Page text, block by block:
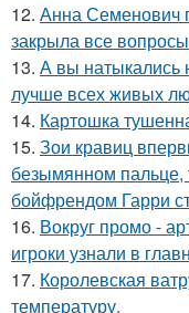
12. Анна Семенович
закрыла все
13. А вы натыкались
лучше всех живых
14. Картошка
15. Зои кравиц
безымянном
бойфрендом Гарри
16. Вокруг промо -
игроки узнали в
17. Королевская
температуру.